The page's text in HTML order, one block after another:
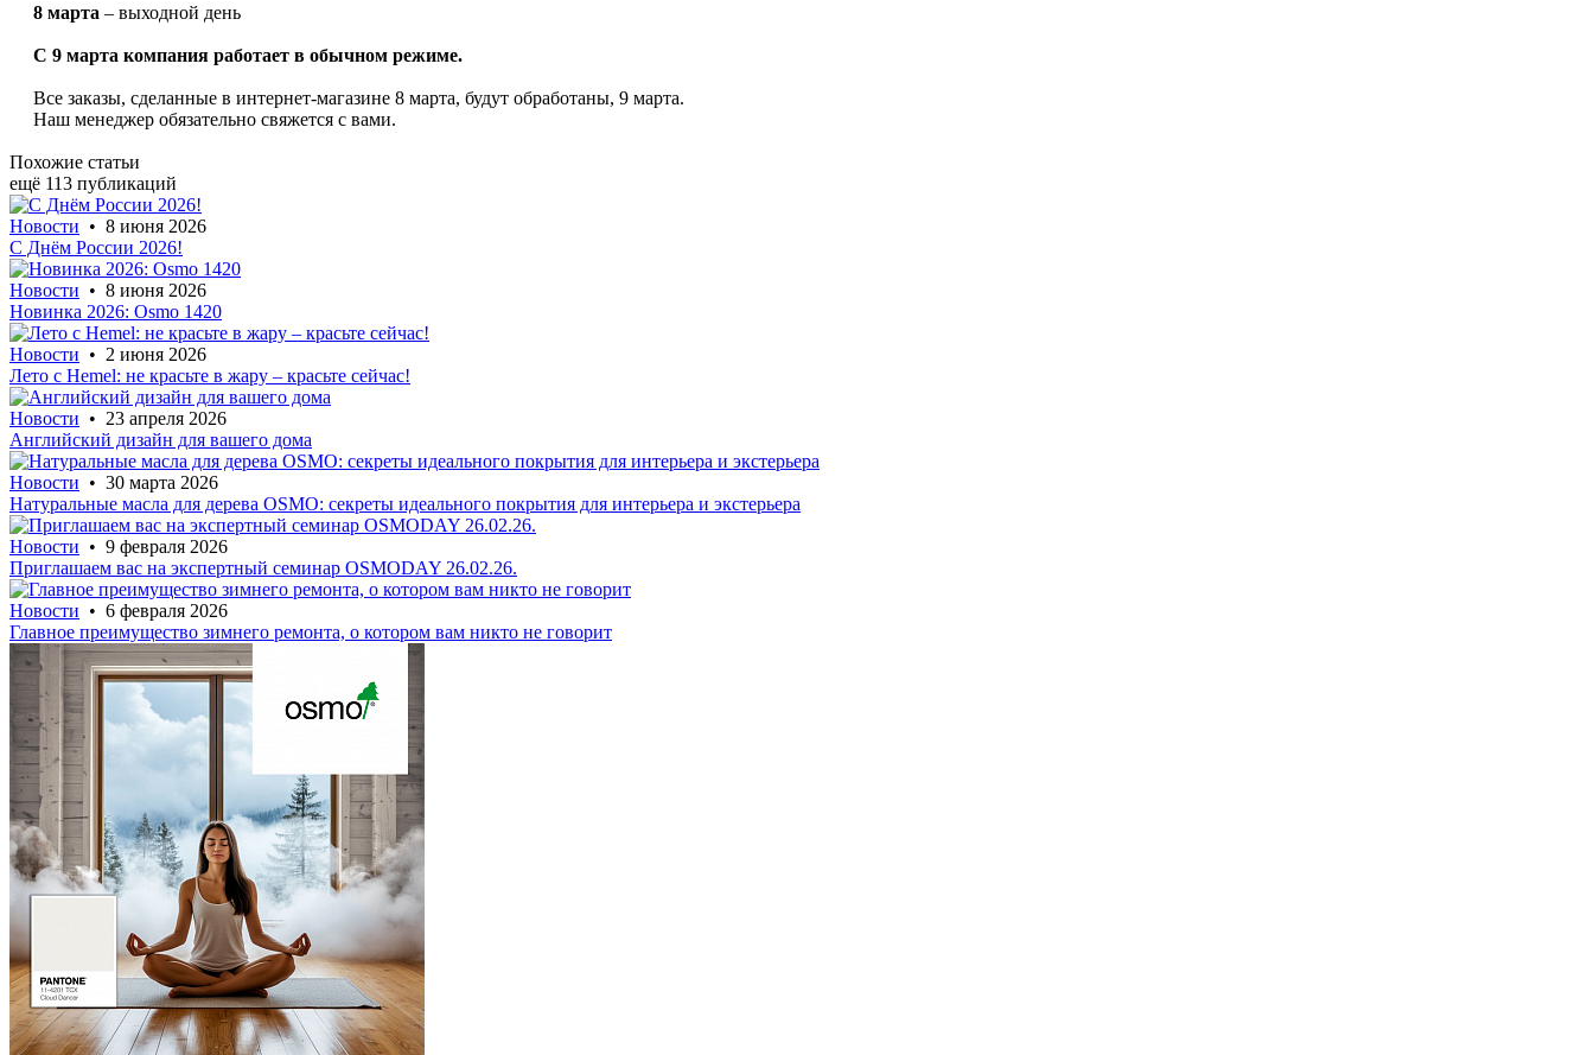
8 марта – выходной день
С 9 марта компания работает в обычном режиме.
Все заказы, сделанные в интернет-магазине 8 марта, будут обработаны, 9 марта.
Наш менеджер обязательно свяжется с вами.
Похожие статьи
ещё 113 публикаций
Новости • 8 июня 2026
С Днём России 2026!
Новости • 8 июня 2026
Новинка 2026: Osmo 1420
Новости • 2 июня 2026
Лето с Hemel: не красьте в жару – красьте сейчас!
Новости • 23 апреля 2026
Английский дизайн для вашего дома
Новости • 30 марта 2026
Натуральные масла для дерева OSMO: секреты идеального покрытия для интерьера и экстерьера
Новости • 9 февраля 2026
Приглашаем вас на экспертный семинар OSMODAY 26.02.26.
Новости • 6 февраля 2026
Главное преимущество зимнего ремонта, о котором вам никто не говорит